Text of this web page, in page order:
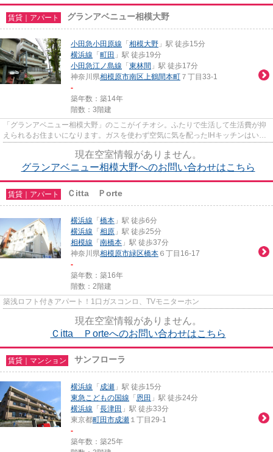
賃貸｜アパート グランアベニュー相模大野
小田急小田原線 「 相模大野 」駅 徒歩15分
横浜線 「 町田 」駅 徒歩19分
小田急江ノ島線 「 東林間 」駅 徒歩17分
神奈川県相模原市南区上鶴間本町 ７丁目33-1
-
築年数：築14年
階数：3階建
「グランアベニュー相模大野」のここがイチオシ。ふたりで生活して生活費が抑
えられるお住まいになります。ガスを使わず空気に気を配ったIHキッチンはいか
現在空室情報がありません。
グランアベニュー相模大野へのお問い合わせはこちら
賃貸｜アパート Ｃitta Ｐorte
横浜線 「 橋本 」駅 徒歩6分
横浜線 「 相原 」駅 徒歩25分
相模線 「 南橋本 」駅 徒歩37分
神奈川県相模原市緑区橋本 ６丁目16-17
-
築年数：築16年
階数：2階建
築浅ロフト付きアパート！1口ガスコンロ、TVモニターホン
現在空室情報がありません。
Ｃitta Ｐorteへのお問い合わせはこちら
賃貸｜マンション サンフローラ
横浜線 「 成瀬 」駅 徒歩15分
東急こどもの国線 「 恩田 」駅 徒歩24分
横浜線 「 長津田 」駅 徒歩33分
東京都町田市成瀬 １丁目29-1
-
築年数：築25年